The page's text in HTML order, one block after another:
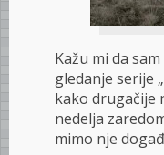
Kažu mi da
gledanje serije
kako drugačije
nedelja
mimo nje